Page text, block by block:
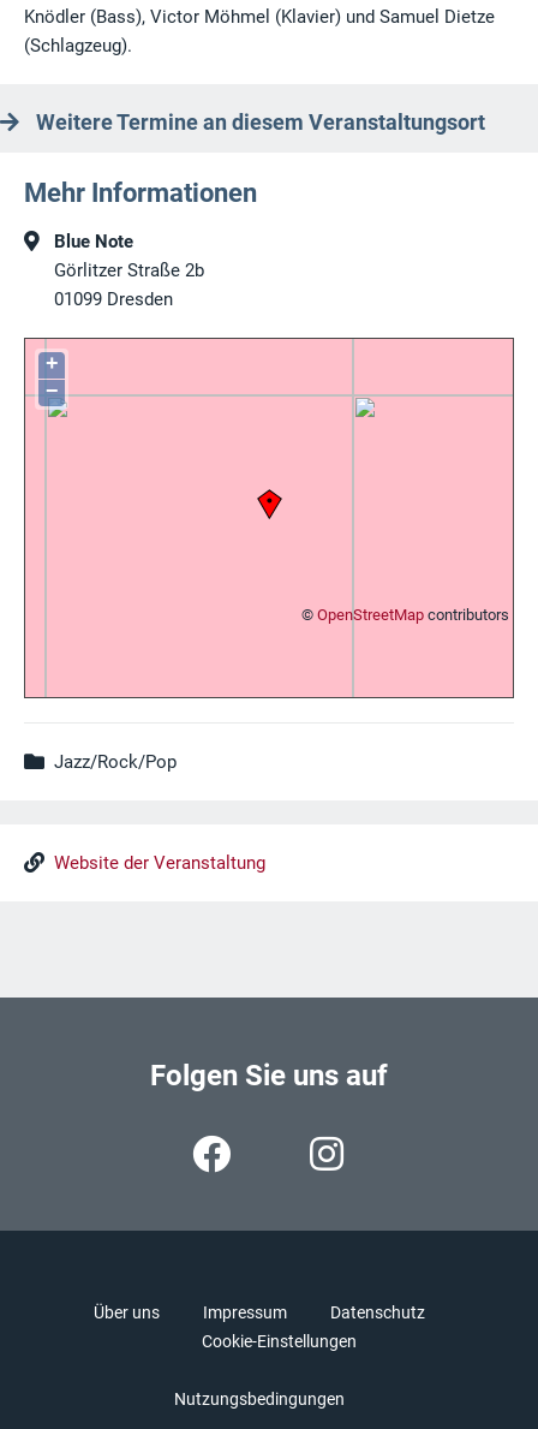
Knödler (Bass), Victor Möhmel (Klavier) und Samuel Dietze
(Schlagzeug).
Weitere Termine an diesem Veranstaltungsort
Mehr Informationen
Blue Note
Görlitzer Straße 2b
01099 Dresden
+
−
© OpenStreetMap contributors
Jazz/Rock/Pop
Website der Veranstaltung
Folgen Sie uns auf
Über uns Impressum
Datenschutz
Cookie-Einstellungen
Nutzungsbedingungen